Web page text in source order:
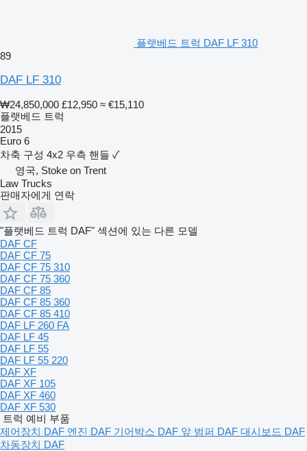
플랫베드 트럭 DAF LF 310
89
DAF LF 310
₩24,850,000 £12,950 ≈ €15,110
플랫베드 트럭
2015
Euro 6
차축 구성 4x2 우측 핸들 ✓
영국, Stoke on Trent
Law Trucks
판매자에게 연락
"플랫베드 트럭 DAF" 섹션에 있는 다른 모델
DAF CF
DAF CF 75
DAF CF 75 310
DAF CF 75 360
DAF CF 85
DAF CF 85 360
DAF CF 85 410
DAF LF 260 FA
DAF LF 45
DAF LF 55
DAF LF 55 220
DAF XF
DAF XF 105
DAF XF 460
DAF XF 530
트럭 예비 부품
제어장치 DAF 엔진 DAF 기어박스 DAF 앞 범퍼 DAF 대시보드 DAF
차동장치 DAF